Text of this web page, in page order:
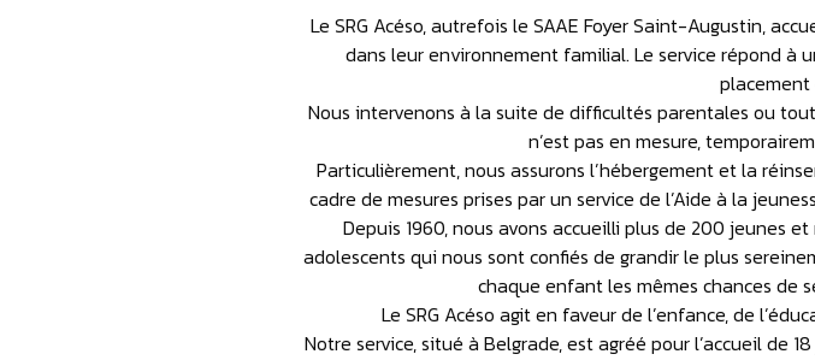
Le SRG Acéso, autrefois le SAAE Foyer Saint-Augustin,
dans leur environnement familial. Le service répond à
placement
Nous intervenons à la suite de difficultés parentales ou
n’est pas en mesure,
Particulièrement, nous assurons l’hébergement et la
cadre de mesures prises par un service de l’Aide à la
Depuis 1960, nous avons accueilli plus de 200
adolescents qui nous sont confiés de grandir le plus
chaque enfant les mêmes chances de
Le SRG Acéso agit en faveur de l’enfance, de
Notre service, situé à Belgrade, est agréé pour l’accueil de